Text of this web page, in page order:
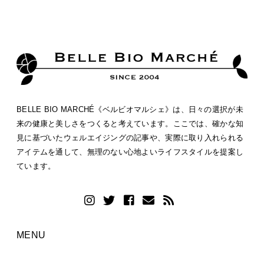
BELLE BIO MARCHÉ《ベルビオマルシェ》は、日々の選択が未
来の健康と美しさをつくると考えています。ここでは、確かな知
見に基づいたウェルエイジングの記事や、実際に取り入れられる
アイテムを通して、無理のない心地よいライフスタイルを提案し
ています。
MENU